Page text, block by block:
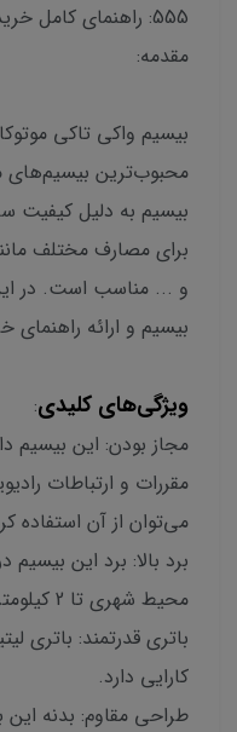
555: راهنمای کامل خرید
مقدمه:
محبوب‌ترین بیسیم‌های
بیسیم به دلیل کیفیت
برای مصارف مختلف
و ... مناسب است. در
بیسیم و ارائه راهنمای
ویژگی‌های کلیدی:
مجاز بودن: این بیسیم
مقررات و ارتباطات
می‌توان از آن استفاده
محیط شهری تا 2 کیلومتر است.
کارایی دارد.